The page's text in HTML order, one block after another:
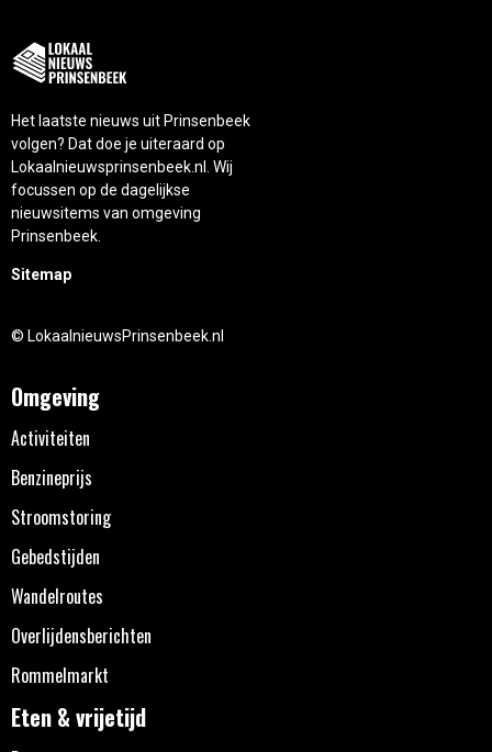
Het laatste nieuws uit Prinsenbeek
volgen? Dat doe je uiteraard op
Lokaalnieuwsprinsenbeek.nl. Wij
focussen op de dagelijkse
nieuwsitems van omgeving
Prinsenbeek.
Sitemap
© LokaalnieuwsPrinsenbeek.nl
Omgeving
Activiteiten
Benzineprijs
Stroomstoring
Gebedstijden
Wandelroutes
Overlijdensberichten
Rommelmarkt
Eten & vrijetijd